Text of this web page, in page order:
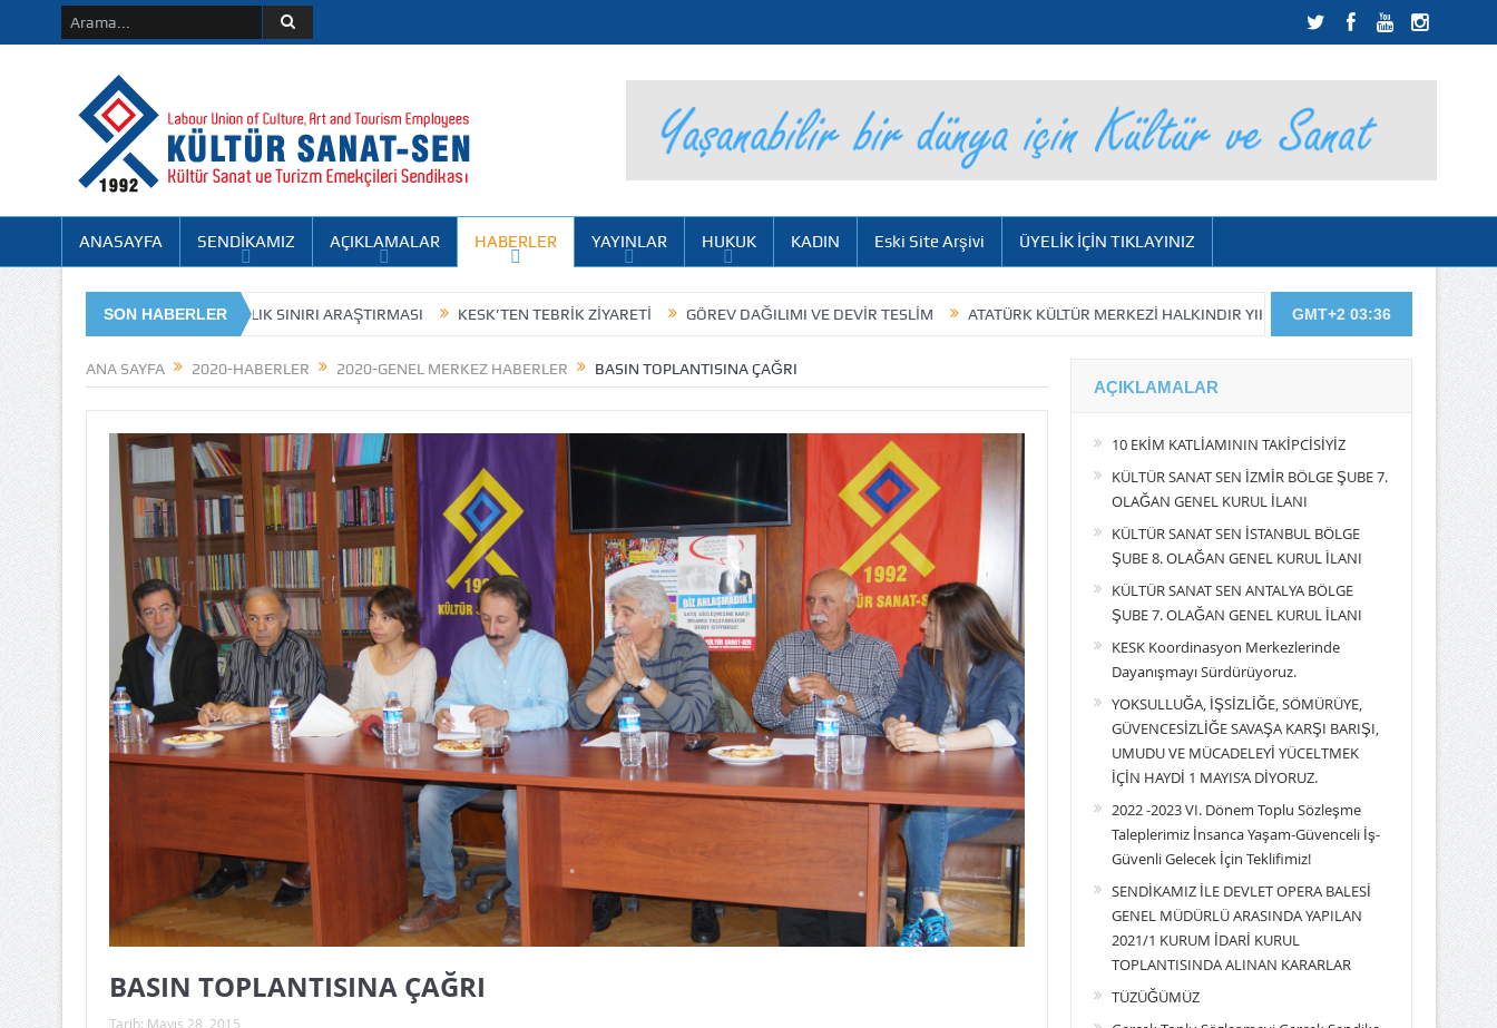
ANASAYFA SENDİKAMIZ AÇIKLAMALAR HABERLER YAYINLAR HUKUK KADIN Eski Site Arşivi ÜYELİK İÇİN TIKLAYINIZ
SON HABERLER
TÜRK-İŞ EYLÜL AYI AÇLIK SINIRI ARAŞTIRMASI KESK’TEN TEBRİK ZİYARETİ GÖREV DAĞILIMI VE DEVİR TESLİM ATATÜRK KÜLTÜR MERKEZİ HALKINDIR YIKILAMAZ… KIYIMIN DEVAMI GELECEK…
ŞUBE 8. OLAĞAN GENEL KURUL İLANI
GMT+2 03:36
ANA SAYFA 2020-HABERLER 2020-GENEL MERKEZ HABERLER BASIN TOPLANTISINA ÇAĞRI
BASIN TOPLANTISINA ÇAĞRI
Tarih: Mayıs 28, 2015
AÇIKLAMALAR
10 EKİM KATLİAMININ TAKİPCİSİYİZ
KÜLTÜR SANAT SEN İZMİR BÖLGE ŞUBE 7.
OLAĞAN GENEL KURUL İLANI
KÜLTÜR SANAT SEN İSTANBUL BÖLGE
ŞUBE 8. OLAĞAN GENEL KURUL İLANI
KÜLTÜR SANAT SEN ANTALYA BÖLGE
ŞUBE 7. OLAĞAN GENEL KURUL İLANI
KESK Koordinasyon Merkezlerinde
Dayanışmayı Sürdürüyoruz.
YOKSULLUĞA, İŞSİZLİĞE, SÖMÜRÜYE,
GÜVENCESİZLİĞE SAVAŞA KARŞI BARIŞI,
UMUDU VE MÜCADELEYİ YÜCELTMEK
İÇİN HAYDİ 1 MAYIS’A DİYORUZ.
2022 -2023 VI. Dönem Toplu Sözleşme
Taleplerimiz İnsanca Yaşam-Güvenceli İş-
Güvenli Gelecek İçin Teklifimiz!
SENDİKAMIZ İLE DEVLET OPERA BALESİ
GENEL MÜDÜRLÜ ARASINDA YAPILAN
2021/1 KURUM İDARİ KURUL
TOPLANTISINDA ALINAN KARARLAR
TÜZÜĞÜMÜZ